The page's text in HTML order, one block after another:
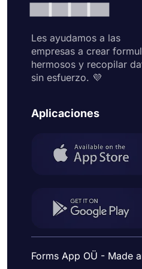
Les ayudamos a las
empresas a crear
hermosos y recopilar
sin esfuerzo. 💜
Aplicaciones
Forms App OÜ - Made